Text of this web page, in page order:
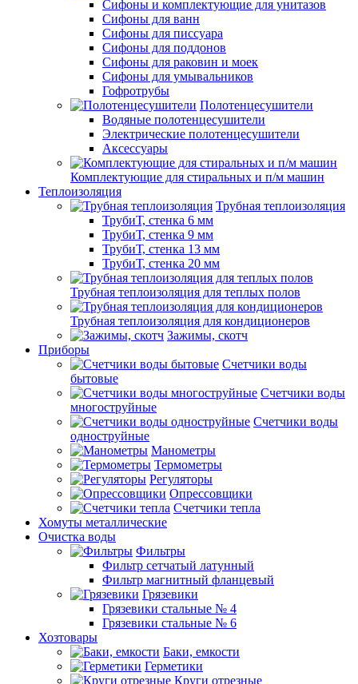
Сифоны и комплектующие для унитазов
Сифоны для ванн
Сифоны для писсуара
Сифоны для поддонов
Сифоны для раковин и моек
Сифоны для умывальников
Гофротрубы
Полотенцесушители
Водяные полотенцесушители
Электрические полотенцесушители
Аксессуары
Комплектующие для стиральных и п/м машин
Теплоизоляция
Трубная теплоизоляция
ТрубиТ, стенка 6 мм
ТрубиТ, стенка 9 мм
ТрубиТ, стенка 13 мм
ТрубиТ, стенка 20 мм
Трубная теплоизоляция для теплых полов
Трубная теплоизоляция для кондиционеров
Зажимы, скотч
Приборы
Счетчики воды
бытовые
Счетчики воды
многоструйные
Счетчики воды
одноструйные
Манометры
Термометры
Регуляторы
Опрессовщики
Счетчики тепла
Хомуты металлические
Очистка воды
Фильтры
Фильтр сетчатый латунный
Фильтр магнитный фланцевый
Грязевики
Грязевики стальные № 4
Грязевики стальные № 6
Хозтовары
Баки, емкости
Герметики
Круги отрезные